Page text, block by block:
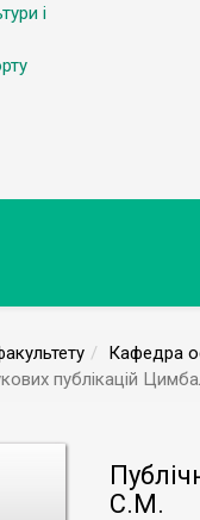
і
Кафедра
публікацій
С.М.